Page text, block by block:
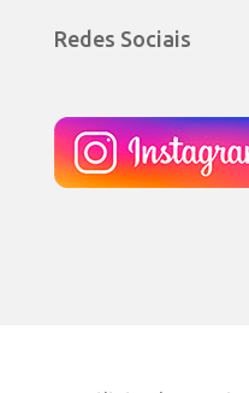
Redes Sociais